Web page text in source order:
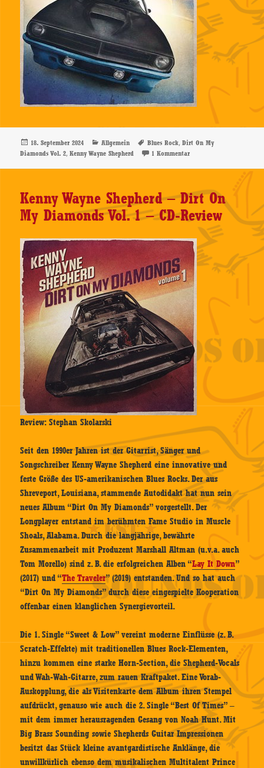
Veröffentlicht
am
18. September 2024 Kategorien
Allgemein Schlagwörter
Blues Rock,Dirt On My
Diamonds Vol. 2,Kenny Wayne Shepherd 1 Kommentarzu Kenny Wayne
Kenny Wayne Shepherd – Dirt On
My Diamonds Vol. 1 – CD-Review
Review: Stephan Skolarski
Seit den 1990er Jahren ist der Gitarrist, Sänger und
Songschreiber Kenny Wayne Shepherd eine innovative und
feste Größe des US-amerikanischen Blues Rocks. Der aus
Shreveport, Louisiana, stammende Autodidakt hat nun sein
neues Album “Dirt On My Diamonds” vorgestellt. Der
Longplayer entstand im berühmten Fame Studio in Muscle
Shoals, Alabama. Durch die langjährige, bewährte
Zusammenarbeit mit Produzent Marshall Altman (u.v.a. auch
Tom Morello) sind z. B. die erfolgreichen Alben “Lay It Down”
(2017) und “The Traveler” (2019) entstanden. Und so hat auch
“Dirt On My Diamonds” durch diese eingespielte Kooperation
offenbar einen klanglichen Synergievorteil.
Die 1. Single “Sweet & Low” vereint moderne Einflüsse (z. B.
Scratch-Effekte) mit traditionellen Blues Rock-Elementen,
hinzu kommen eine starke Horn-Section, die Shepherd-Vocals
und Wah-Wah-Gitarre, zum rauen Kraftpaket. Eine Vorab-
Auskopplung, die als Visitenkarte dem Album ihren Stempel
aufdrückt, genauso wie auch die 2. Single “Best Of Times” –
mit dem immer herausragenden Gesang von Noah Hunt. Mit
Big Brass Sounding sowie Shepherds Guitar Impressionen
besitzt das Stück kleine avantgardistische Anklänge, die
unwillkürlich ebenso dem musikalischen Multitalent Prince